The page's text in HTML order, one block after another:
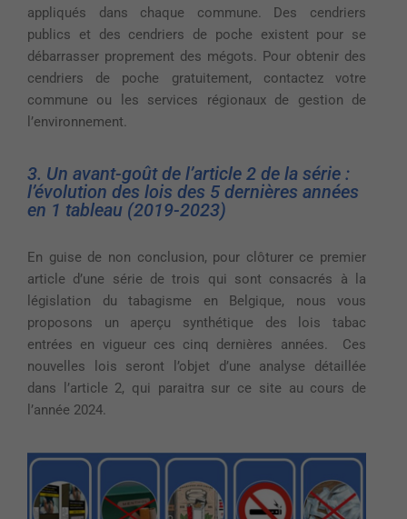
appliqués dans chaque commune. Des cendriers
publics et des cendriers de poche existent pour se
débarrasser proprement des mégots. Pour obtenir des
cendriers de poche gratuitement, contactez votre
commune ou les services régionaux de gestion de
l’environnement.
3. Un avant-goût de l’article 2 de la série :
l’évolution des lois des 5 dernières années
en 1 tableau (2019-2023)
En guise de non conclusion, pour clôturer ce premier
article d’une série de trois qui sont consacrés à la
législation du tabagisme en Belgique, nous vous
proposons un aperçu synthétique des lois tabac
entrées en vigueur ces cinq dernières années. Ces
nouvelles lois seront l’objet d’une analyse détaillée
dans l’article 2, qui paraitra sur ce site au cours de
l’année 2024.